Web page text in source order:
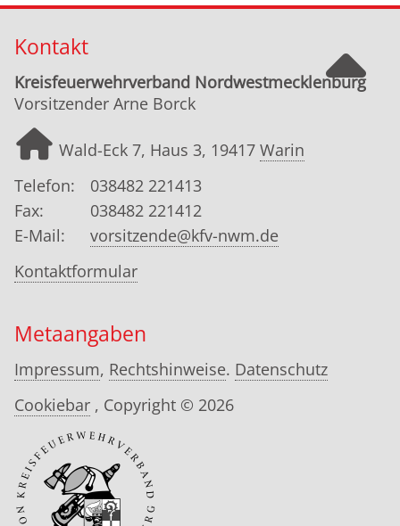
Kontakt
Kreisfeuerwehrverband Nordwestmecklenburg
Vorsitzender Arne Borck
Wald-Eck 7, Haus 3, 19417 Warin
Telefon:
038482 221413
Fax:
038482 221412
E-Mail:
vorsitzende@kfv-nwm.de
Kontaktformular
Metaangaben
Impressum, Rechtshinweise. Datenschutz
Cookiebar , Copyright © 2026